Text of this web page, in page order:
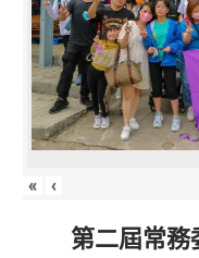
« ‹
第二屆常